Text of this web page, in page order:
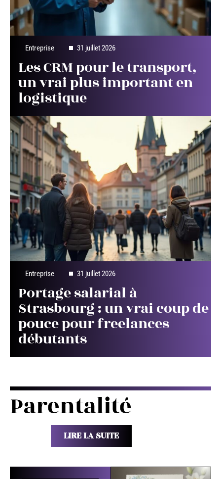
Entreprise 31 juillet 2026
Les CRM pour le transport,
un vrai plus important en
logistique
Entreprise 31 juillet 2026
Portage salarial à
Strasbourg : un vrai coup de
pouce pour freelances
débutants
Parentalité
LIRE LA SUITE